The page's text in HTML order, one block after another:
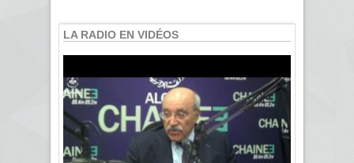
LA RADIO EN VIDÉOS